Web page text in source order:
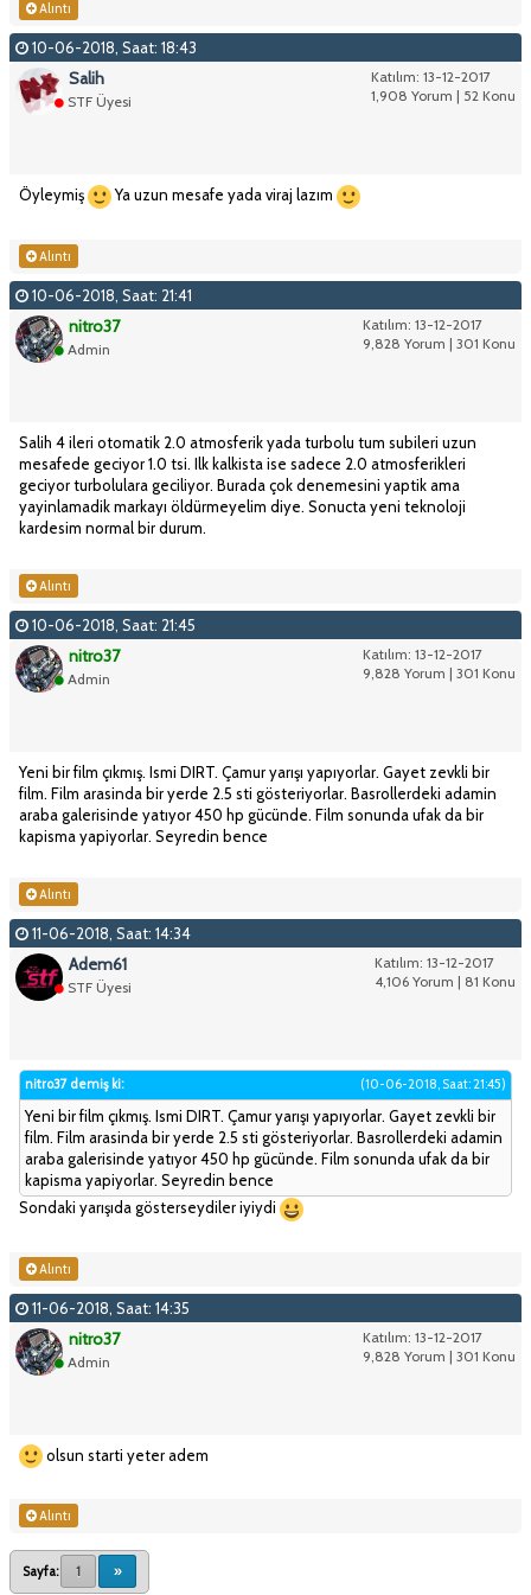
Alıntı
10-06-2018, Saat: 18:43
Katılım: 13-12-2017
1,908 Yorum | 52 Konu
Salih
STF Üyesi
Öyleymiş Ya uzun mesafe yada viraj lazım
Alıntı
10-06-2018, Saat: 21:41
Katılım: 13-12-2017
9,828 Yorum | 301 Konu
nitro37
Admin
Salih 4 ileri otomatik 2.0 atmosferik yada turbolu tum subileri uzun
mesafede geciyor 1.0 tsi. Ilk kalkista ise sadece 2.0 atmosferikleri
geciyor turbolulara geciliyor. Burada çok denemesini yaptik ama
yayinlamadik markayı öldürmeyelim diye. Sonucta yeni teknoloji
kardesim normal bir durum.
Alıntı
10-06-2018, Saat: 21:45
Katılım: 13-12-2017
9,828 Yorum | 301 Konu
nitro37
Admin
Yeni bir film çıkmış. Ismi DIRT. Çamur yarışı yapıyorlar. Gayet zevkli bir
film. Film arasinda bir yerde 2.5 sti gösteriyorlar. Basrollerdeki adamin
araba galerisinde yatıyor 450 hp gücünde. Film sonunda ufak da bir
kapisma yapiyorlar. Seyredin bence
Alıntı
11-06-2018, Saat: 14:34
Katılım: 13-12-2017
4,106 Yorum | 81 Konu
Adem61
STF Üyesi
(10-06-2018, Saat: 21:45)
nitro37 demiş ki:
Yeni bir film çıkmış. Ismi DIRT. Çamur yarışı yapıyorlar. Gayet zevkli bir
film. Film arasinda bir yerde 2.5 sti gösteriyorlar. Basrollerdeki adamin
araba galerisinde yatıyor 450 hp gücünde. Film sonunda ufak da bir
kapisma yapiyorlar. Seyredin bence
Sondaki yarışıda gösterseydiler iyiydi
Alıntı
11-06-2018, Saat: 14:35
Katılım: 13-12-2017
9,828 Yorum | 301 Konu
nitro37
Admin
olsun starti yeter adem
Alıntı
Sayfa: 1 »